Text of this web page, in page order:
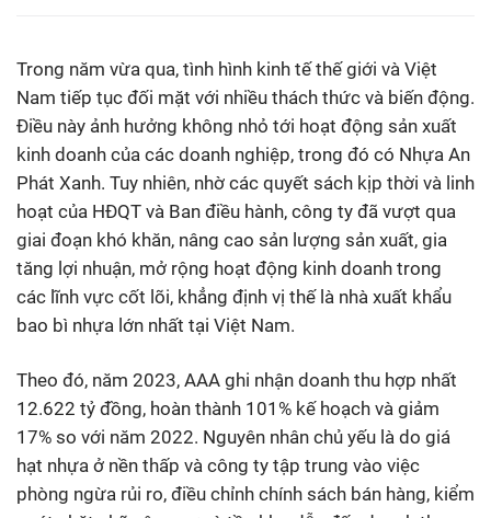
Trong năm vừa qua, tình hình kinh tế thế giới và Việt
Nam tiếp tục đối mặt với nhiều thách thức và biến động.
Điều này ảnh hưởng không nhỏ tới hoạt động sản xuất
kinh doanh của các doanh nghiệp, trong đó có Nhựa An
Phát Xanh. Tuy nhiên, nhờ các quyết sách kịp thời và linh
hoạt của HĐQT và Ban điều hành, công ty đã vượt qua
giai đoạn khó khăn, nâng cao sản lượng sản xuất, gia
tăng lợi nhuận, mở rộng hoạt động kinh doanh trong
các lĩnh vực cốt lõi, khẳng định vị thế là nhà xuất khẩu
bao bì nhựa lớn nhất tại Việt Nam.
Theo đó, năm 2023, AAA ghi nhận doanh thu hợp nhất
12.622 tỷ đồng, hoàn thành 101% kế hoạch và giảm
17% so với năm 2022. Nguyên nhân chủ yếu là do giá
hạt nhựa ở nền thấp và công ty tập trung vào việc
phòng ngừa rủi ro, điều chỉnh chính sách bán hàng, kiểm